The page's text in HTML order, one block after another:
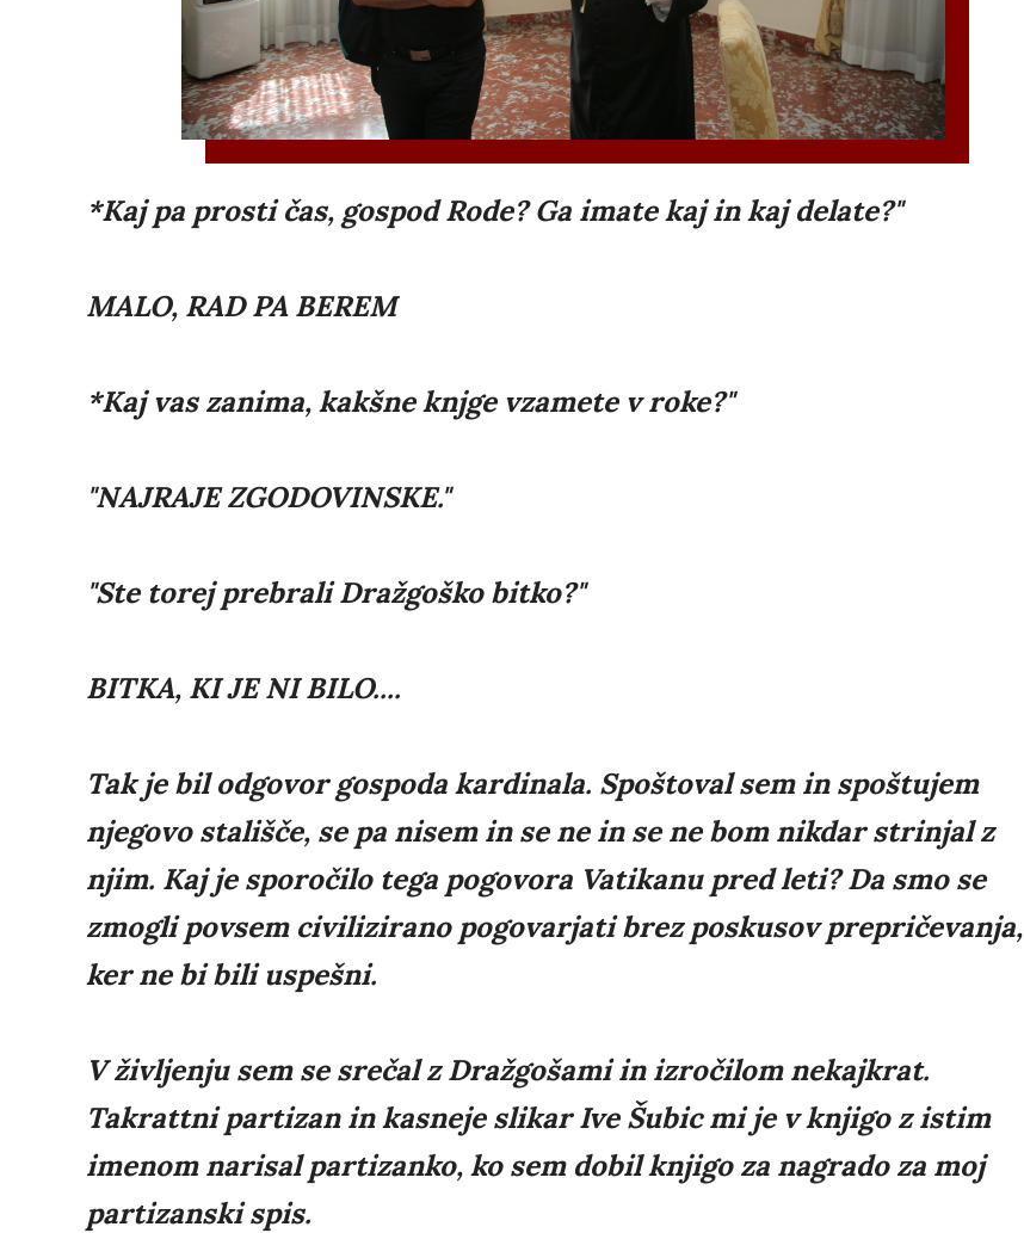
*Kaj pa prosti čas, gospod Rode? Ga imate kaj in kaj delate?"
MALO, RAD PA BEREM
*Kaj vas zanima, kakšne knjge vzamete v roke?"
"NAJRAJE ZGODOVINSKE."
"Ste torej prebrali Dražgoško bitko?"
BITKA, KI JE NI BILO....
Tak je bil odgovor gospoda kardinala. Spoštoval sem in spoštujem
njegovo stališče, se pa nisem in se ne in se ne bom nikdar strinjal z
njim. Kaj je sporočilo tega pogovora Vatikanu pred leti? Da smo se
zmogli povsem civilizirano pogovarjati brez poskusov prepričevanja,
ker ne bi bili uspešni.
V življenju sem se srečal z Dražgošami in izročilom nekajkrat.
Takrattni partizan in kasneje slikar Ive Šubic mi je v knjigo z istim
imenom narisal partizanko, ko sem dobil knjigo za nagrado za moj
partizanski spis.